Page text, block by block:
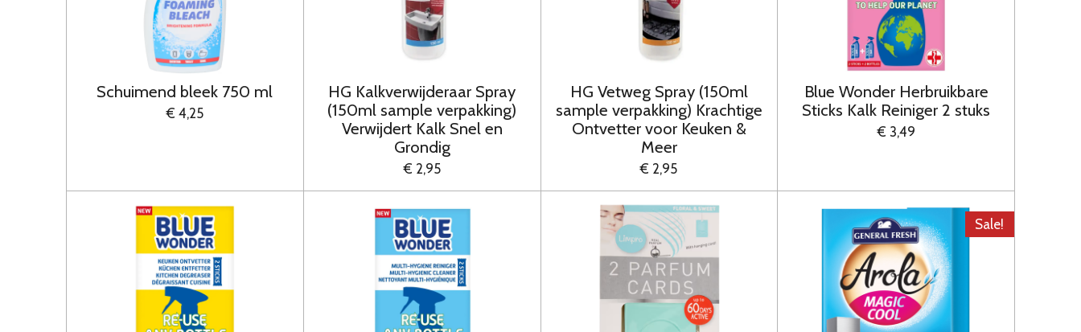
Schuimend bleek 750 ml
€ 4,25
HG Kalkverwijderaar Spray
(150ml sample verpakking)
Verwijdert Kalk Snel en
Grondig
€ 2,95
HG Vetweg Spray (150ml
sample verpakking) Krachtige
Ontvetter voor Keuken &
Meer
€ 2,95
Blue Wonder Herbruikbare
Sticks Kalk Reiniger 2 stuks
€ 3,49
Sale!